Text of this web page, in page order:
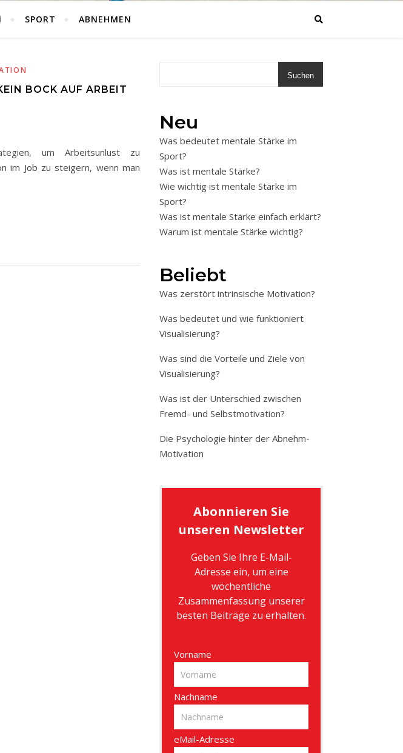
SPORT ABNEHMEN
BOCK AUF ARBEIT
um Arbeitsunlust zu
im Job zu steigern, wenn man
Suchen
Neu
Was bedeutet mentale Stärke im
Sport?
Was ist mentale Stärke?
Wie wichtig ist mentale Stärke im
Sport?
Was ist mentale Stärke einfach erklärt?
Warum ist mentale Stärke wichtig?
Beliebt
Was zerstört intrinsische Motivation?
Was bedeutet und wie funktioniert
Visualisierung?
Was sind die Vorteile und Ziele von
Visualisierung?
Was ist der Unterschied zwischen
Fremd- und Selbstmotivation?
Die Psychologie hinter der Abnehm-
Motivation
Abonnieren Sie
unseren Newsletter
Geben Sie Ihre E-Mail-
Adresse ein, um eine
wöchentliche
Zusammenfassung unserer
besten Beiträge zu erhalten.
Vorname
Nachname
eMail-Adresse